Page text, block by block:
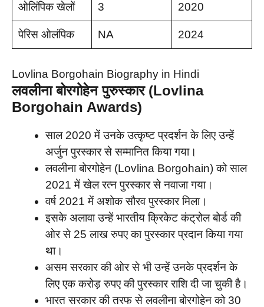
ओलिंपिक खेलों 3 2020
पेरिस ओलंपिक NA 2024
Lovlina Borgohain Biography in Hindi
लवलीना बोरगोहेन पुरुस्कार (Lovlina
Borgohain Awards)
साल 2020 में उनके उत्कृष्ट प्रदर्शन के लिए उन्हें
अर्जुन पुरस्कार से सम्मानित किया गया।
लवलीना बोरगोहेन (Lovlina Borgohain) को साल
2021 में खेल रत्न पुरस्कार से नवाजा गया।
वर्ष 2021 में अशोक सौरव पुरस्कार मिला।
इसके अलावा उन्हें भारतीय क्रिकेट कंट्रोल बोर्ड की
ओर से 25 लाख रुपए का पुरस्कार प्रदान किया गया
था।
असम सरकार की ओर से भी उन्हें उनके प्रदर्शन के
लिए एक करोड़ रुपए की पुरस्कार राशि दी जा चुकी है।
भारत सरकार की तरफ से लवलीना बोरगोहेन को 30